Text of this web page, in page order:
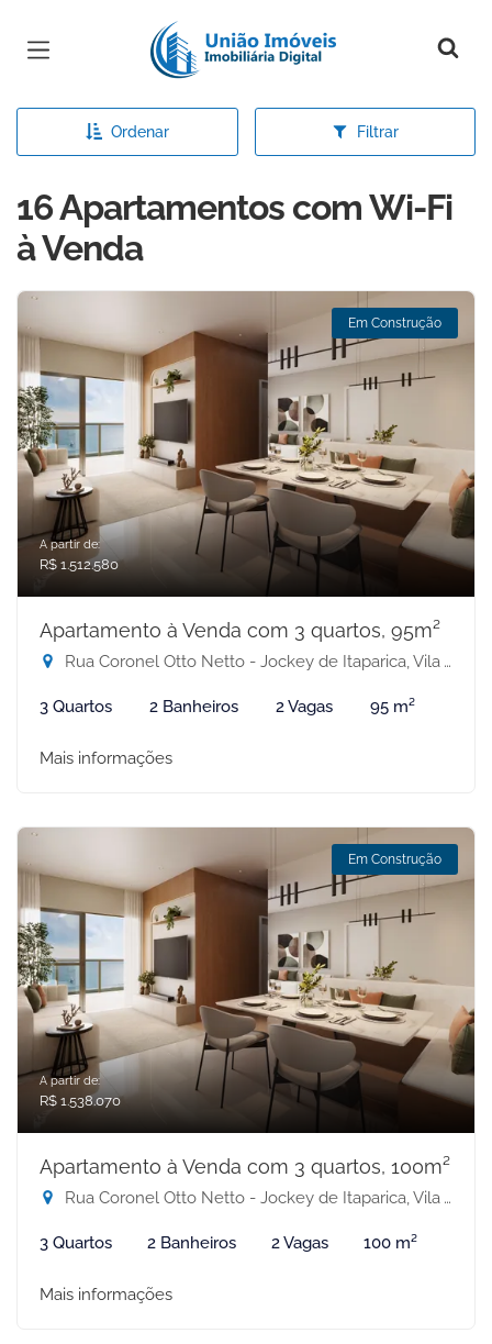
Página inicial
Ordenar Filtrar
16 Apartamentos com Wi-Fi
à Venda
Em Construção
A partir de:
R$ 1.512.580
Apartamento à Venda com 3 quartos, 95m²
Rua Coronel Otto Netto - Jockey de Itaparica, Vila Velha-ES
3 Quartos 2 Banheiros 2 Vagas 95 m²
Mais informações
Em Construção
A partir de:
R$ 1.538.070
Apartamento à Venda com 3 quartos, 100m²
Rua Coronel Otto Netto - Jockey de Itaparica, Vila Velha-ES
3 Quartos 2 Banheiros 2 Vagas 100 m²
Mais informações